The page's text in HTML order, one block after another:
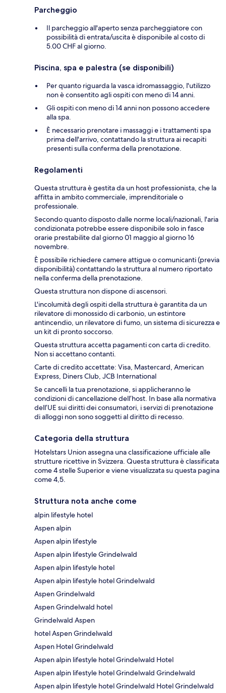
Parcheggio
Il parcheggio all'aperto senza parcheggiatore con
possibilità di entrata/uscita è disponibile al costo di
5.00 CHF al giorno.
Piscina, spa e palestra (se disponibili)
Per quanto riguarda la vasca idromassaggio, l'utilizzo
non è consentito agli ospiti con meno di 14 anni.
Gli ospiti con meno di 14 anni non possono accedere
alla spa.
È necessario prenotare i massaggi e i trattamenti spa
prima dell'arrivo, contattando la struttura ai recapiti
presenti sulla conferma della prenotazione.
Regolamenti
Questa struttura è gestita da un host professionista, che la
affitta in ambito commerciale, imprenditoriale o
professionale.
Secondo quanto disposto dalle norme locali/nazionali, l'aria
condizionata potrebbe essere disponibile solo in fasce
orarie prestabilite dal giorno 01 maggio al giorno 16
novembre.
È possibile richiedere camere attigue o comunicanti (previa
disponibilità) contattando la struttura al numero riportato
nella conferma della prenotazione.
Questa struttura non dispone di ascensori.
L'incolumità degli ospiti della struttura è garantita da un
rilevatore di monossido di carbonio, un estintore
antincendio, un rilevatore di fumo, un sistema di sicurezza e
un kit di pronto soccorso.
Questa struttura accetta pagamenti con carta di credito.
Non si accettano contanti.
Carte di credito accettate: Visa, Mastercard, American
Express, Diners Club, JCB International
Se cancelli la tua prenotazione, si applicheranno le
condizioni di cancellazione dell’host. In base alla normativa
dell’UE sui diritti dei consumatori, i servizi di prenotazione
di alloggi non sono soggetti al diritto di recesso.
Categoria della struttura
Hotelstars Union assegna una classificazione ufficiale alle
strutture ricettive in Svizzera. Questa struttura è classificata
come 4 stelle Superior e viene visualizzata su questa pagina
come 4,5.
Struttura nota anche come
alpin lifestyle hotel
Aspen alpin
Aspen alpin lifestyle
Aspen alpin lifestyle Grindelwald
Aspen alpin lifestyle hotel
Aspen alpin lifestyle hotel Grindelwald
Aspen Grindelwald
Aspen Grindelwald hotel
Grindelwald Aspen
hotel Aspen Grindelwald
Aspen Hotel Grindelwald
Aspen alpin lifestyle hotel Grindelwald Hotel
Aspen alpin lifestyle hotel Grindelwald Grindelwald
Aspen alpin lifestyle hotel Grindelwald Hotel Grindelwald